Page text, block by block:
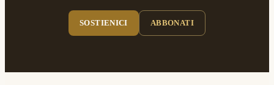
SOSTIENICI ABBONATI